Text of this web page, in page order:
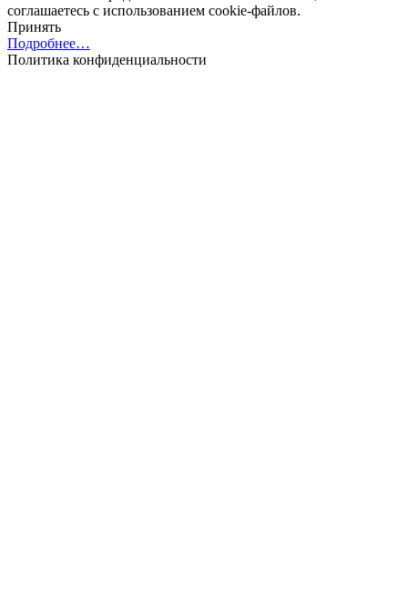
соглашаетесь с использованием cookie-файлов.
Принять
Подробнее…
Политика конфиденциальности